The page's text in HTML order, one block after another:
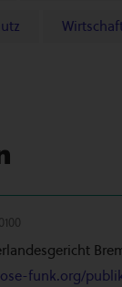
funk.org/